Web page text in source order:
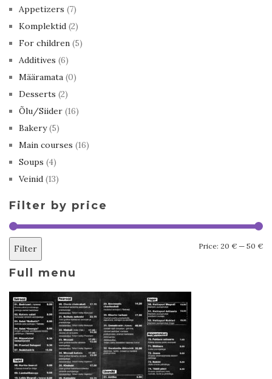
Appetizers (7)
Komplektid (2)
For children (5)
Additives (6)
Määramata (0)
Desserts (2)
Õlu/Siider (16)
Bakery (5)
Main courses (16)
Soups (4)
Veinid (13)
Filter by price
Filter Price: 20 € — 50 €
Full menu